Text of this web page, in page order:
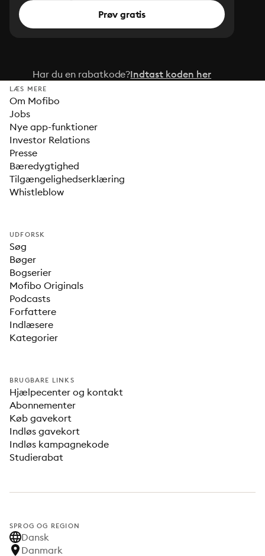
Prøv gratis
Har du en rabatkode?Indtast koden her
LÆS MERE
Om Mofibo
Jobs
Nye app-funktioner
Investor Relations
Presse
Bæredygtighed
Tilgængelighedserklæring
Whistleblow
UDFORSK
Søg
Bøger
Bogserier
Mofibo Originals
Podcasts
Forfattere
Indlæsere
Kategorier
BRUGBARE LINKS
Hjælpecenter og kontakt
Abonnementer
Køb gavekort
Indløs gavekort
Indløs kampagnekode
Studierabat
SPROG OG REGION
Dansk
Danmark